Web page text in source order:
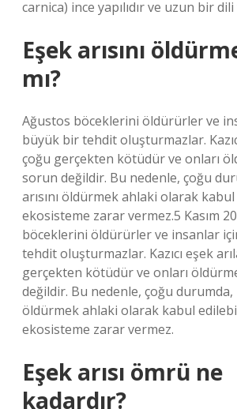
carnica) ince yapılıdır ve uzun bir dili
Eşek arısını
mı?
Ağustos böceklerini öldürürler ve
büyük bir tehdit oluşturmazlar.
çoğu gerçekten kötüdür ve onları
sorun değildir. Bu nedenle, çoğu
arısını öldürmek ahlaki olarak
ekosisteme zarar vermez.5 Kasım
böceklerini öldürürler ve insanlar
tehdit oluşturmazlar. Kazıcı eşek
gerçekten kötüdür ve onları
değildir. Bu nedenle, çoğu durumda,
öldürmek ahlaki olarak kabul
ekosisteme zarar vermez.
Eşek arısı ömrü ne
kadardır?